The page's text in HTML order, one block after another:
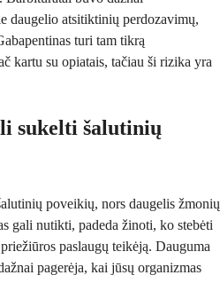
daugelio atsitiktinių perdozavimų,
turi tam tikrą
kartu su opiatais, tačiau ši rizika yra
sukelti šalutinių
poveikių, nors daugelis žmonių
gali nutikti, padeda žinoti, ko stebėti
paslaugų teikėją. Dauguma
pagerėja, kai jūsų organizmas